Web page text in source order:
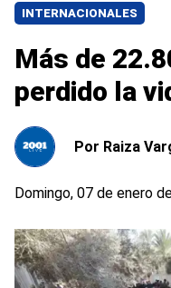
INTERNACIONALES
Más de
perdido la
Por Raiza
Domingo, 07 de enero